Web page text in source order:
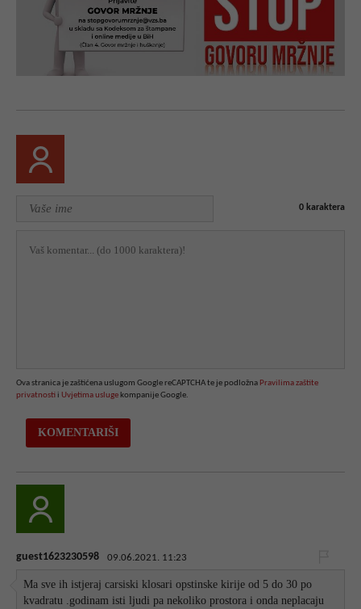
0 karaktera
Ova stranica je zaštićena uslugom Google reCAPTCHA te je podložna Pravilima zaštite
privatnosti i Uvjetima usluge kompanije Google.
guest1623230598 09.06.2021. 11:23
Ma sve ih istjeraj carsiski klosari opstinske kirije od 5 do 30 po
kvadratu .godinam isti ljudi pa nekoliko prostora i onda neplacaju